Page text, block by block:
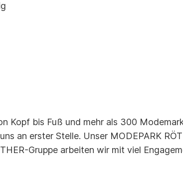
Kopf bis Fuß und mehr als 300
an erster Stelle. Unser MODEPARK
Gruppe arbeiten wir mit viel